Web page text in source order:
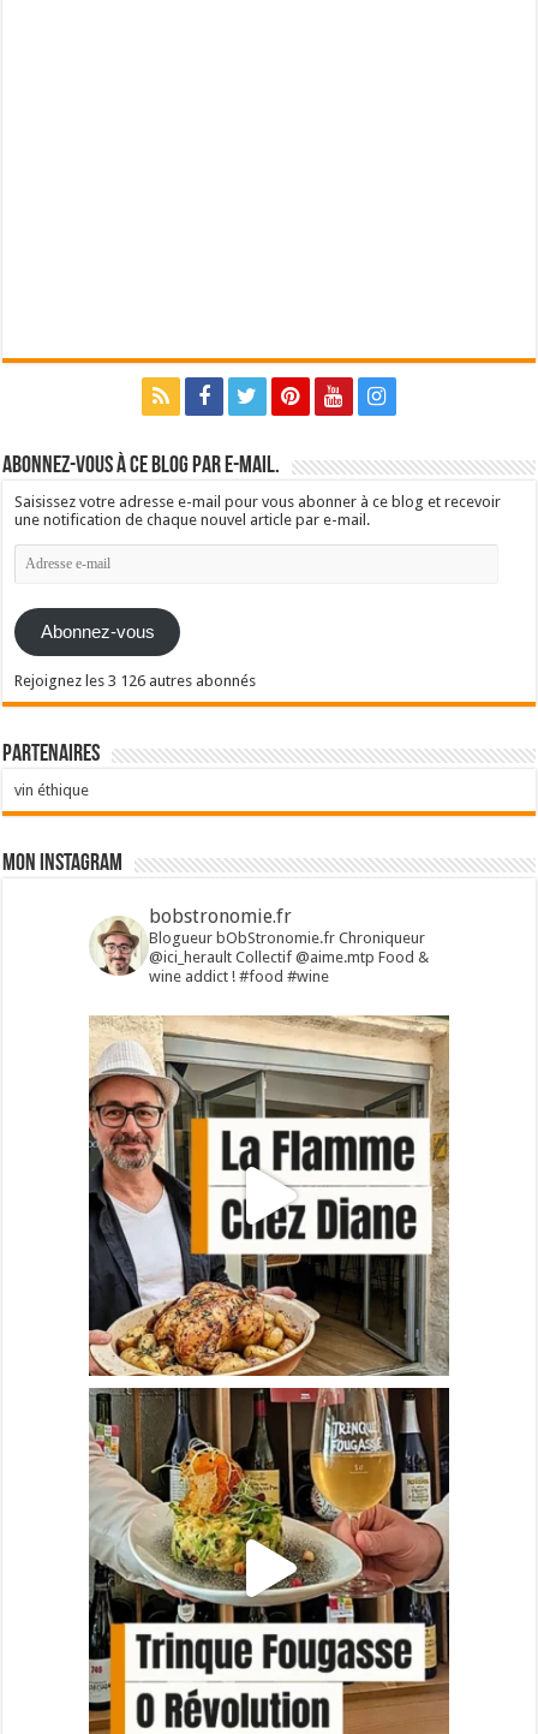
Abonnez-vous à ce blog par e-mail.
Saisissez votre adresse e-mail pour vous abonner à ce blog et recevoir
une notification de chaque nouvel article par e-mail.
Adresse
e-
Abonnez-vous
Rejoignez les 3 126 autres abonnés
Partenaires
vin éthique
Mon Instagram
bobstronomie.fr
Blogueur bObStronomie.fr Chroniqueur
@ici_heraultCollectif @aime.mtp Food &
wine addict !#food #wine